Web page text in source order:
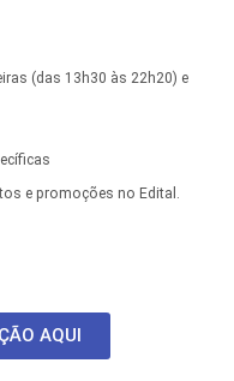
(das 13h30 às 22h20) e
e promoções no Edital.
AQUI